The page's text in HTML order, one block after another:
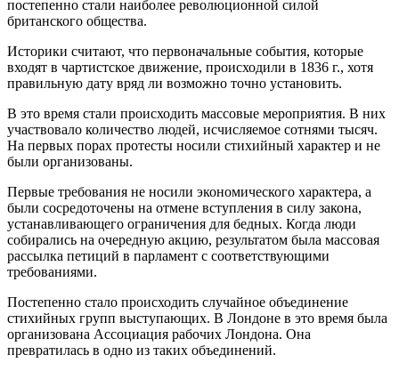
постепенно стали наиболее революционной силой
британского общества.
Историки считают, что первоначальные события, которые
входят в чартистское движение, происходили в 1836 г., хотя
правильную дату вряд ли возможно точно установить.
В это время стали происходить массовые мероприятия. В них
участвовало количество людей, исчисляемое сотнями тысяч.
На первых порах протесты носили стихийный характер и не
были организованы.
Первые требования не носили экономического характера, а
были сосредоточены на отмене вступления в силу закона,
устанавливающего ограничения для бедных. Когда люди
собирались на очередную акцию, результатом была массовая
рассылка петиций в парламент с соответствующими
требованиями.
Постепенно стало происходить случайное объединение
стихийных групп выступающих. В Лондоне в это время была
организована Ассоциация рабочих Лондона. Она
превратилась в одно из таких объединений.